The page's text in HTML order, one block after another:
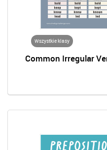
Wszystkie klasy
Common Irregular